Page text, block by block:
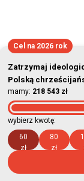
Cel na 2026 rok
Zatrzymaj
Polską
mamy: 218 543 zł
wybierz kwotę:
60
zł
80
zł